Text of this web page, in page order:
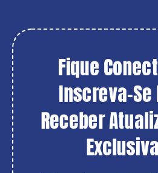
Fique
Inscreva-Se
Receber